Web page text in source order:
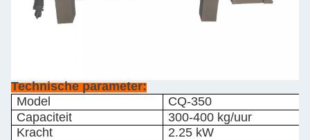
Technische parameter:
Model
CQ-350
Capaciteit
300-400 kg/uur
Kracht
2.25 kW